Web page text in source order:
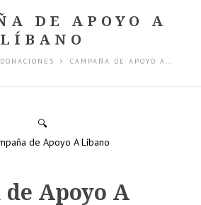
DE APOYO A
LÍBANO
DONACIONES CAMPAÑA DE APOYO A…
🔍
de Apoyo A